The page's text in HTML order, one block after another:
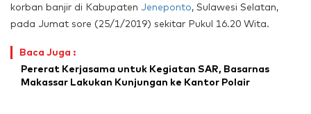
korban banjir di Kabupaten Jeneponto, Sulawesi Selatan,
pada Jumat sore (25/1/2019) sekitar Pukul 16.20 Wita.
Baca Juga :
Pererat Kerjasama untuk Kegiatan SAR, Basarnas
Makassar Lakukan Kunjungan ke Kantor Polair